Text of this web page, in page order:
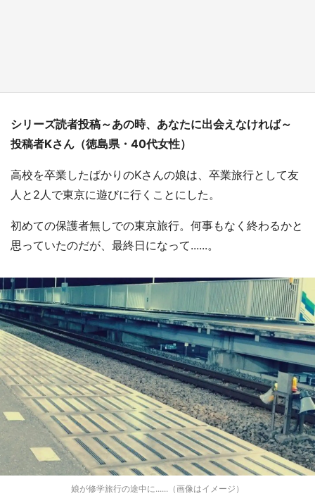
シリーズ読者投稿～あの時、あなたに出会えなければ～
投稿者Kさん（徳島県・40代女性）
高校を卒業したばかりのKさんの娘は、卒業旅行として友
人と2人で東京に遊びに行くことにした。
初めての保護者無しでの東京旅行。何事もなく終わるかと
思っていたのだが、最終日になって......。
娘が修学旅行の途中に......（画像はイメージ）